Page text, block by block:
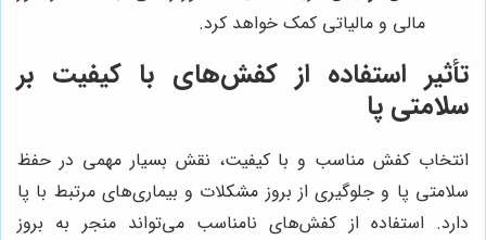
مالی و مالیاتی کمک خواهد کرد.
تأثیر استفاده از کفش‌های با کیفیت بر
سلامتی پا
انتخاب کفش مناسب و با کیفیت، نقش بسیار مهمی در حفظ
سلامتی پا و جلوگیری از بروز مشکلات و بیماری‌های مرتبط با پا
دارد. استفاده از کفش‌های نامناسب می‌تواند منجر به بروز